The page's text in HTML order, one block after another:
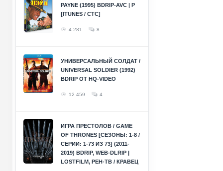
PAYNE (1995) BDRIP-AVC | P
[ITUNES / СТС]
4 281 8
УНИВЕРСАЛЬНЫЙ СОЛДАТ /
UNIVERSAL SOLDIER (1992)
BDRIP ОТ HQ-VIDEO
12 459 4
ИГРА ПРЕСТОЛОВ / GAME
OF THRONES [СЕЗОНЫ: 1-8 /
СЕРИИ: 1-73 ИЗ 73] (2011-
2019) BDRIP, WEB-DLRIP |
LOSTFILM, РЕН-ТВ / КРАВЕЦ